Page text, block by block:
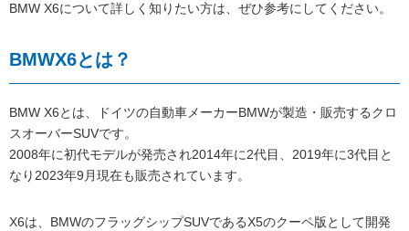
BMW X6について詳しく知りたい方は、ぜひ参考にしてください。
BMWX6とは？
BMW X6とは、ドイツの自動車メーカーBMWが製造・販売するクロ
スオーバーSUVです。
2008年に初代モデルが発売され2014年に2代目、2019年に3代目と
なり2023年9月現在も販売されています。
X6は、BMWのフラッグシップSUVであるX5のクーペ版として開発